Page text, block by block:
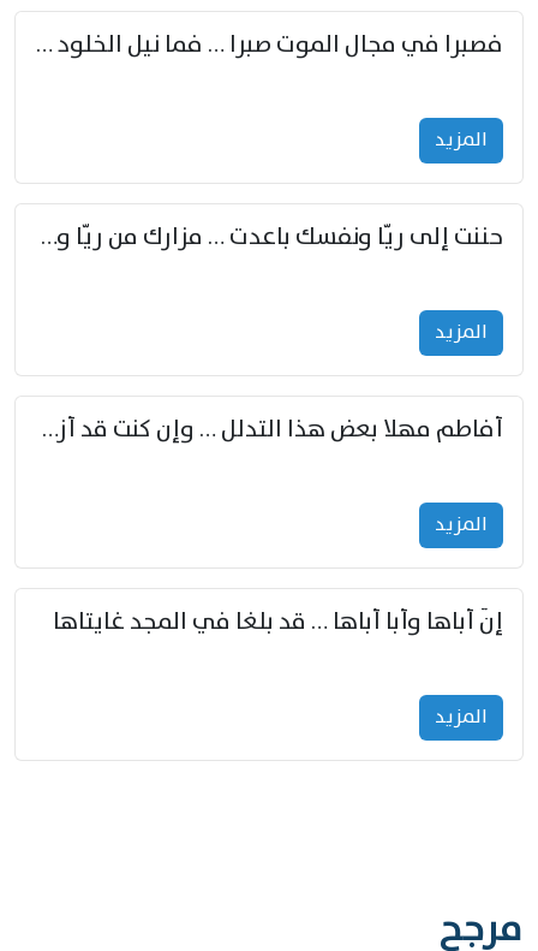
فصبرا في مجال الموت صبرا … فما نيل الخلود بمستطاع
المزید
حننت إلى ريّا ونفسك باعدت … مزارك من ريّا وشعباكما معا
المزید
أفاطم مهلا بعض هذا التدلل … وإن كنت قد أزمعت صرمي فأجملي
المزید
إنّ أباها وأبا أباها … قد بلغا في المجد غايتاها
المزید
مرجح